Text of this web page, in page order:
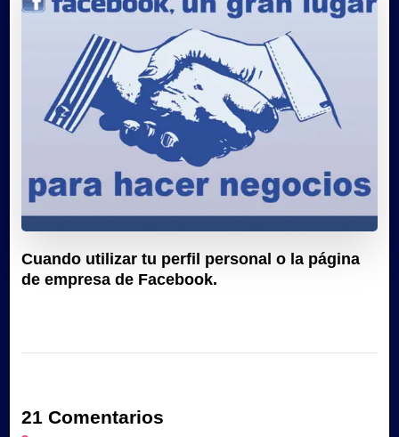
Cuando utilizar tu perfil personal o la página
de empresa de Facebook.
21 Comentarios